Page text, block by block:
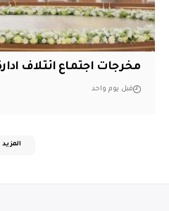
مخرجات اجتماع ائتلاف
قبل يوم واحد
المزيد